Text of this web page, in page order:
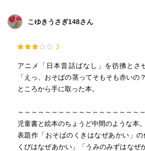
こゆきうさぎ148さん
3
アニメ「日本昔話ばなし」を彷彿とさ
「えっ、おそばの茎ってそもそも赤いの
ところから手に取った本。
～～～～～～～～～～～～～～～～～～～
児童書と絵本のちょうど中間のような本。
表題作「おそばのくきはなぜあかい」
くびはなぜあかい」「うみのみずはなぜ